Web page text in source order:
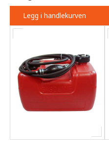
Legg i handlekurven